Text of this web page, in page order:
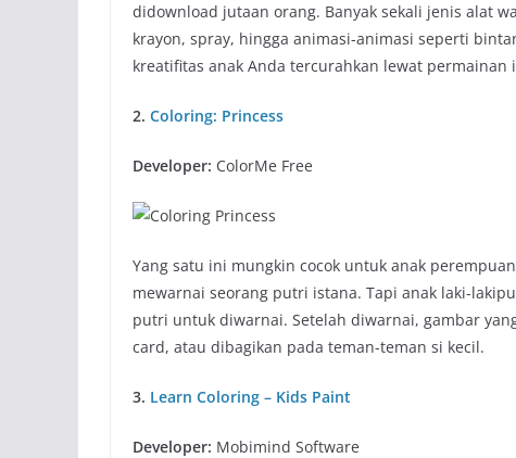
didownload jutaan orang. Banyak sekali jenis alat
krayon, spray, hingga animasi-animasi seperti
kreatifitas anak Anda tercurahkan lewat permainan
2. Coloring: Princess
Developer: ColorMe Free
Yang satu ini mungkin cocok untuk anak
mewarnai seorang putri istana. Tapi anak laki-
putri untuk diwarnai. Setelah diwarnai, gambar
card, atau dibagikan pada teman-teman si kecil.
3. Learn Coloring – Kids Paint
Developer: Mobimind Software